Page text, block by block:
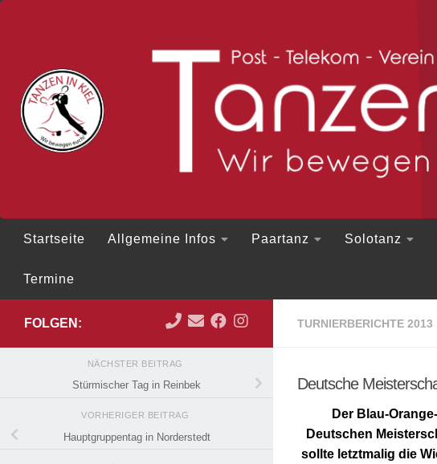
Startseite Allgemeine Infos Paartanz Solotanz
Termine
TURNIERBERICHTE 2013
Deutsche
Der Blau-
Deutschen
sollte letztmalig die
FOLGEN:
NÄCHSTER BEITRAG
Stürmischer Tag in Reinbek
VORHERIGER BEITRAG
Hauptgruppentag in Norderstedt